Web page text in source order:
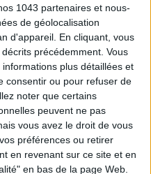
1043 partenaires et nous-
de géolocalisation
d'appareil. En cliquant, vous
précédemment. Vous
plus détaillées et
consentir ou pour refuser de
noter que certains
peuvent ne pas
vous avez le droit de vous
préférences ou retirer
en revenant sur ce site et en
en bas de la page Web.
DE L’ÉTÉ